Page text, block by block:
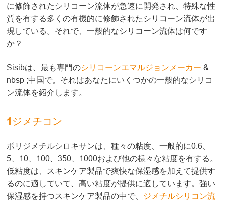
に修飾されたシリコーン流体が急速に開発され、特殊な性
質を有する多くの有機的に修飾されたシリコーン流体が出
現している。それで、一般的なシリコーン流体は何です
か？
Sisibは、最も専門のシリコーンエマルジョンメーカー &
nbsp ;中国で。それはあなたにいくつかの一般的なシリコ
ン流体を紹介します。
1ジメチコン
ポリジメチルシロキサンは、種々の粘度、一般的に0.6、
5、10、100、350、1000および他の様々な粘度を有する。
低粘度は、スキンケア製品で爽快な保湿感を加えて提供す
るのに適していて、高い粘度が提供に適しています。強い
保湿感を持つスキンケア製品の中で、 ジメチルシリコン流